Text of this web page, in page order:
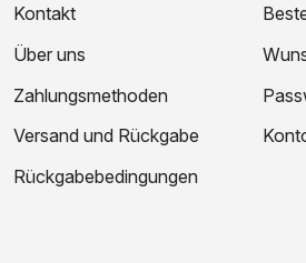
Kontakt
Über uns
Zahlungsmethoden
Versand und Rückgabe
Rückgabebedingungen